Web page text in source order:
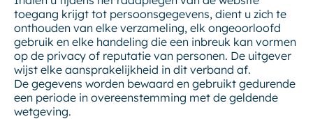
toegang krijgt tot persoonsgegevens, dient u zich te
onthouden van elke verzameling, elk ongeoorloofd
gebruik en elke handeling die een inbreuk kan vormen
op de privacy of reputatie van personen. De uitgever
wijst elke aansprakelijkheid in dit verband af.
De gegevens worden bewaard en gebruikt gedurende
een periode in overeenstemming met de geldende
wetgeving.